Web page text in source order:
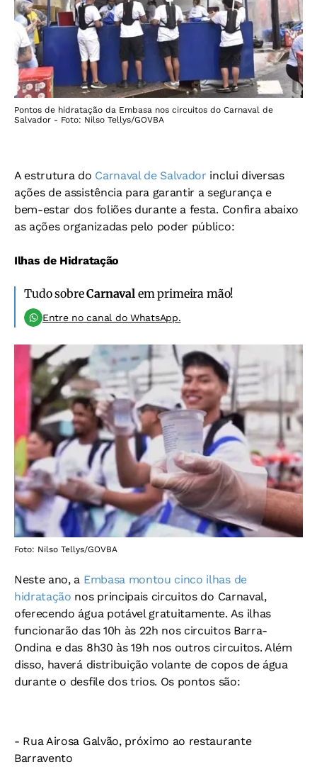
Pontos de hidratação da Embasa nos circuitos do Carnaval de
Salvador - Foto: Nilso Tellys/GOVBA
A estrutura do Carnaval de Salvador inclui diversas
ações de assistência para garantir a segurança e
bem-estar dos foliões durante a festa. Confira abaixo
as ações organizadas pelo poder público:
Ilhas de Hidratação
Tudo sobreCarnavalem primeira mão!
Entre no canal do WhatsApp.
Foto: Nilso Tellys/GOVBA
Neste ano, a Embasa montou cinco ilhas de
hidratação nos principais circuitos do Carnaval,
oferecendo água potável gratuitamente. As ilhas
funcionarão das 10h às 22h nos circuitos Barra-
Ondina e das 8h30 às 19h nos outros circuitos. Além
disso, haverá distribuição volante de copos de água
durante o desfile dos trios. Os pontos são:
- Rua Airosa Galvão, próximo ao restaurante
Barravento